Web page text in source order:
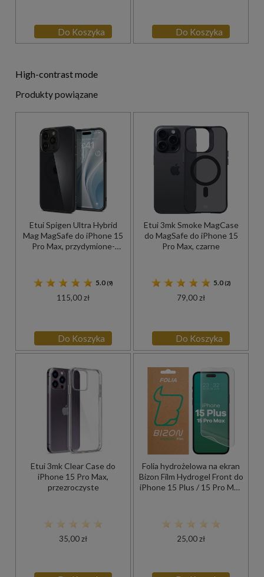
Do Koszyka Do Koszyka
High-contrast mode
Produkty powiązane
Etui Spigen Ultra Hybrid
Mag MagSafe do iPhone 15
Pro Max, przydymione-
5.0 (9)
115,00 zł
Do Koszyka
Etui 3mk Smoke MagCase
do MagSafe do iPhone 15
Pro Max, czarne
5.0 (2)
79,00 zł
Do Koszyka
Etui 3mk Clear Case do
iPhone 15 Pro Max,
przezroczyste
35,00 zł
Folia hydrożelowa na ekran
Bizon Film Hydrogel Front do
iPhone 15 Plus / 15 Pro Max
25,00 zł